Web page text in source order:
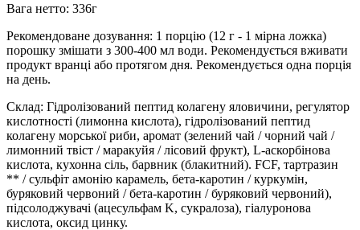
Вага нетто: 336г
Рекомендоване дозування: 1 порцію (12 г - 1 мірна ложка)
порошку змішати з 300-400 мл води. Рекомендується вживати
продукт вранці або протягом дня. Рекомендується одна порція
на день.
Склад: Гідролізований пептид колагену яловичини, регулятор
кислотності (лимонна кислота), гідролізований пептид
колагену морської риби, аромат (зелений чай / чорний чай /
лимонний твіст / маракуйя / лісовий фрукт), L-аскорбінова
кислота, кухонна сіль, барвник (блакитний). FCF, тартразин
** / сульфіт амонію карамель, бета-каротин / куркумін,
буряковий червоний / бета-каротин / буряковий червоний),
підсолоджувачі (ацесульфам K, сукралоза), гіалуронова
кислота, оксид цинку.